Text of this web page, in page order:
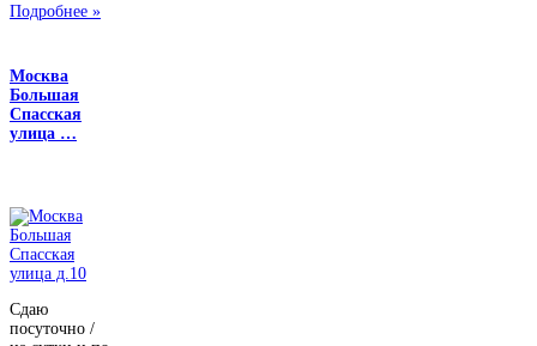
Подробнее »
Москва
Большая
Спасская
улица …
Сдаю
посуточно /